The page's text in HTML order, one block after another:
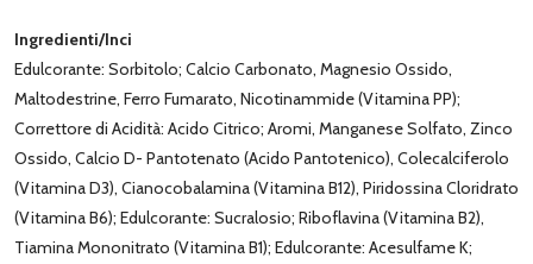
Ingredienti/Inci
Edulcorante: Sorbitolo; Calcio Carbonato, Magnesio Ossido,
Maltodestrine, Ferro Fumarato, Nicotinammide (Vitamina PP);
Correttore di Acidità: Acido Citrico; Aromi, Manganese Solfato, Zinco
Ossido, Calcio D- Pantotenato (Acido Pantotenico), Colecalciferolo
(Vitamina D3), Cianocobalamina (Vitamina B12), Piridossina Cloridrato
(Vitamina B6); Edulcorante: Sucralosio; Riboflavina (Vitamina B2),
Tiamina Mononitrato (Vitamina B1); Edulcorante: Acesulfame K;